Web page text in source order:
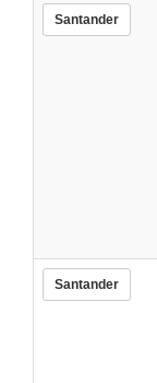
Santander
Santander